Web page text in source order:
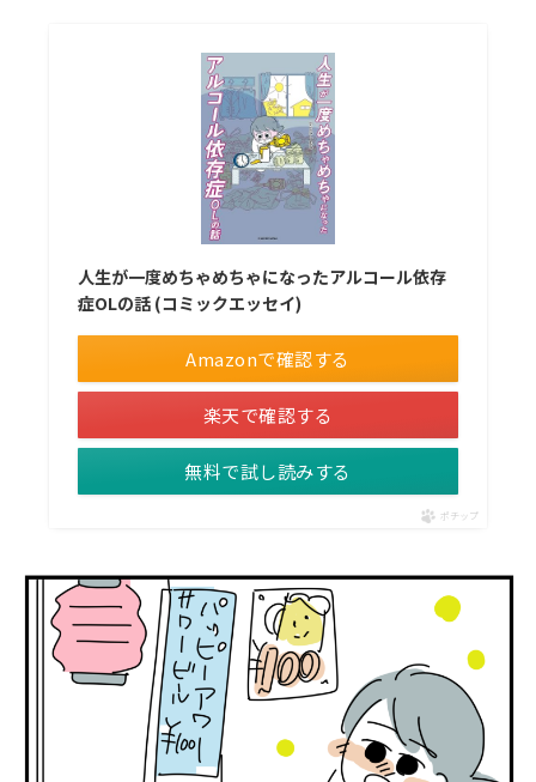
人生が一度めちゃめちゃになったアルコール依存
症OLの話 (コミックエッセイ)
Amazonで確認する
楽天で確認する
無料で試し読みする
ポチップ